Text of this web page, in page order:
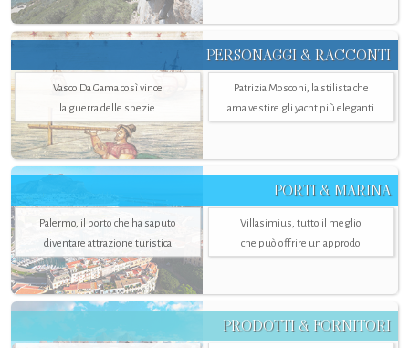
PERSONAGGI & RACCONTI
Vasco Da Gama così vince
la guerra delle spezie
Patrizia Mosconi, la stilista che
ama vestire gli yacht più eleganti
PORTI & MARINA
Palermo, il porto che ha saputo
diventare attrazione turistica
Villasimius, tutto il meglio
che può offrire un approdo
PRODOTTI & FORNITORI